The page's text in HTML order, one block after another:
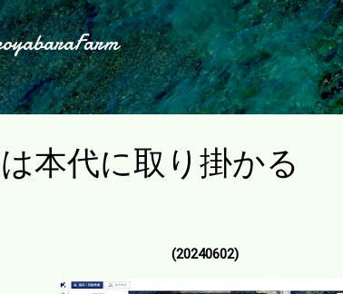
スキップしてメイン コンテンツに移動
本代に取り掛かる
(20240602)